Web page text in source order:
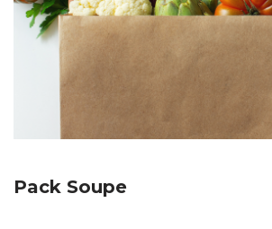
Pack Soupe